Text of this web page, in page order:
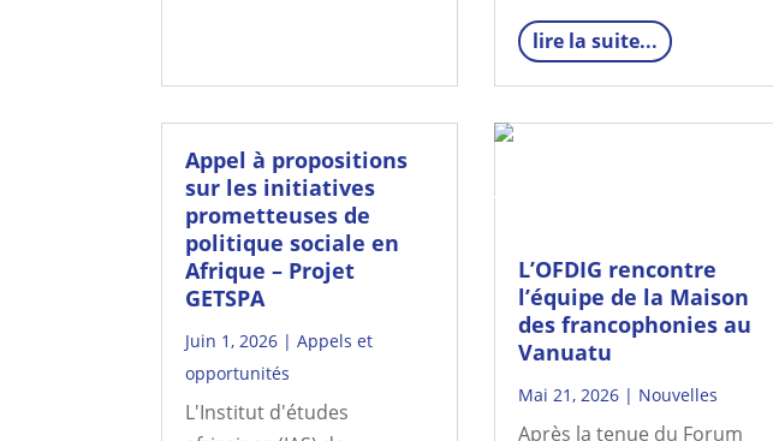
lire la suite...
Appel à propositions
sur les initiatives
prometteuses de
politique sociale en
Afrique – Projet
GETSPA
Juin 1, 2026 |Appels et
opportunités
L'Institut d'études
L’OFDIG rencontre
l’équipe de la Maison
des francophonies au
Vanuatu
Mai 21, 2026| Nouvelles
Après la tenue du Forum